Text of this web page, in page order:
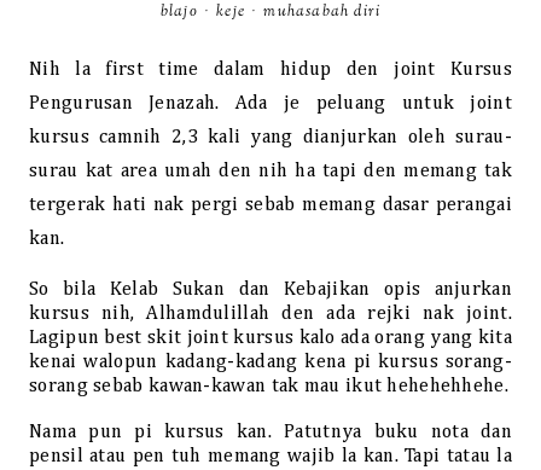
blajo · keje · muhasabah diri
Nih la first time dalam hidup den joint Kursus
Pengurusan Jenazah. Ada je peluang untuk joint
kursus camnih 2,3 kali yang dianjurkan oleh surau-
surau kat area umah den nih ha tapi den memang tak
tergerak hati nak pergi sebab memang dasar perangai
kan.
So bila Kelab Sukan dan Kebajikan opis anjurkan
kursus nih, Alhamdulillah den ada rejki nak joint.
Lagipun best skit joint kursus kalo ada orang yang kita
kenai walopun kadang-kadang kena pi kursus sorang-
sorang sebab kawan-kawan tak mau ikut hehehehhehe.
Nama pun pi kursus kan. Patutnya buku nota dan
pensil atau pen tuh memang wajib la kan. Tapi tatau la